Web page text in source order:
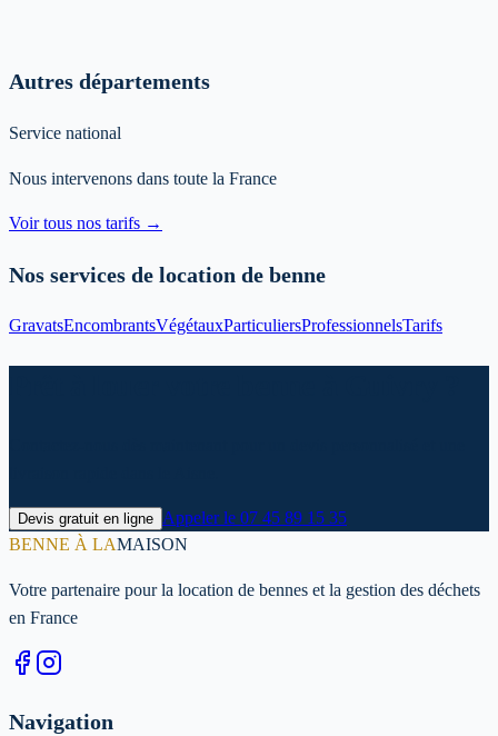
Autres départements
Service national
Nous intervenons dans toute la France
Voir tous nos tarifs →
Nos services de location de benne
GravatsEncombrantsVégétauxParticuliersProfessionnelsTarifs
Devis gratuit en ligne Appeler le 07 45 89 15 35
BENNE À LAMAISON
Votre partenaire pour la location de bennes et la gestion des déchets
en France
Navigation